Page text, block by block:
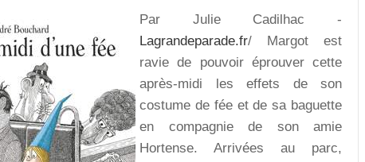
Par Julie Cadilhac -
Lagrandeparade.fr/ Margot est
ravie de pouvoir éprouver cette
après-midi les effets de son
costume de fée et de sa baguette
en compagnie de son amie
Hortense. Arrivées au parc,